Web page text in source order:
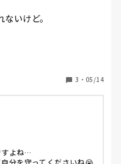
いけど。
らもうなにも言わな
なってしまう。
にもなれよ。
った。
んだよ。
3 ・ 05/14
すよね…